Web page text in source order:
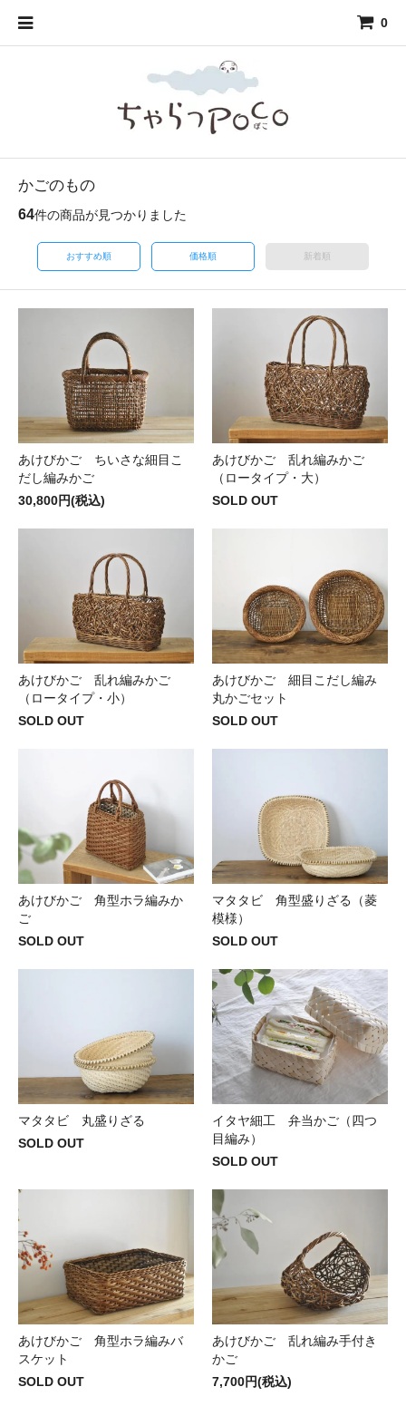
0
かごのもの
64件の商品が見つかりました
おすすめ順 価格順 新着順
あけびかご ちいさな細目こ
だし編みかご
30,800円(税込)
あけびかご 乱れ編みかご
（ロータイプ・大）
SOLD OUT
あけびかご 乱れ編みかご
（ロータイプ・小）
SOLD OUT
あけびかご 細目こだし編み
丸かごセット
SOLD OUT
あけびかご 角型ホラ編みか
ご
SOLD OUT
マタタビ 角型盛りざる（菱
模様）
SOLD OUT
マタタビ 丸盛りざる
SOLD OUT
イタヤ細工 弁当かご（四つ
目編み）
SOLD OUT
あけびかご 角型ホラ編みバ
スケット
SOLD OUT
あけびかご 乱れ編み手付き
かご
7,700円(税込)